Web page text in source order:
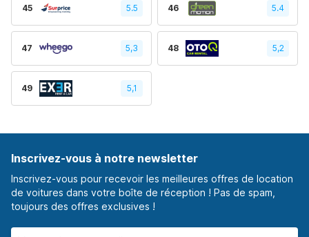
45 5.5 46 5.4
47 5,3 48 5,2
49 5,1
Inscrivez-vous à notre newsletter
Inscrivez-vous pour recevoir les meilleures offres de location
de voitures dans votre boîte de réception ! Pas de spam,
toujours des offres exclusives !